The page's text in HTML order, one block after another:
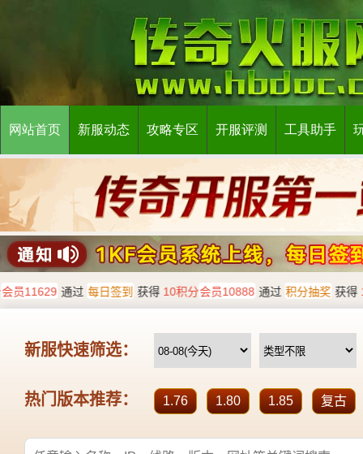
网站首页 新服动态 攻略专区 开服评测 工具助手